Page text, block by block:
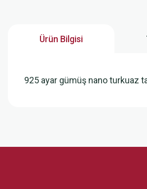
Ürün Bilgisi
925 ayar gümüş nano turkuaz